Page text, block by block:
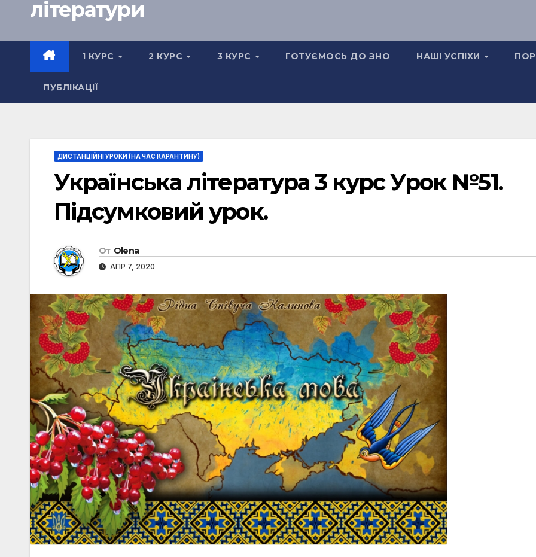
літератури
1 КУРС 2 КУРС 3 КУРС ГОТУЄМОСЬ ДО ЗНО НАШІ УСПІХИ
ПУБЛІКАЦІЇ
ДИСТАНЦІЙНІ УРОКИ (НА ЧАС КАРАНТИНУ)
Українська література 3 курс Урок №51.
Підсумковий урок.
От Olena
АПР 7, 2020